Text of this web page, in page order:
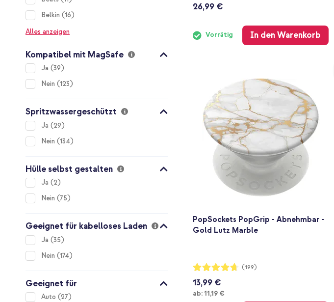
26,99 €
Vorrätig In den Warenkorb
PopSockets PopGrip - Abnehmbar -
Gold Lutz Marble
Bewertung:
94%
(199)
13,99 €
ab: Ab
11,19 €
Belkin
16
items
Alles anzeigen
Kompatibel mit MagSafe
Ja 39
items
Nein
123
items
Spritzwassergeschützt
Ja 29
items
Nein
134
items
Hülle selbst gestalten
Ja 2
items
Nein
75
items
Geeignet für kabelloses Laden
Ja 35
items
Nein
174
items
Geeignet für
Auto 27
items